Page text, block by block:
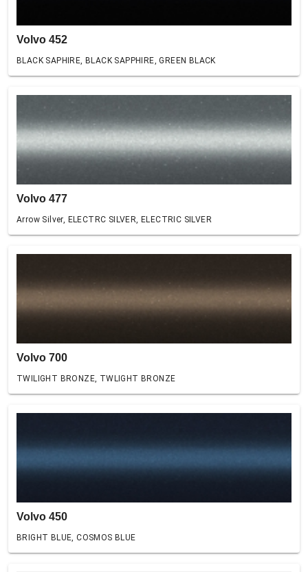
Volvo 452
BLACK SAPHIRE, BLACK SAPPHIRE, GREEN BLACK
Volvo 477
Arrow Silver, ELECTRC SILVER, ELECTRIC SILVER
Volvo 700
TWILIGHT BRONZE, TWLIGHT BRONZE
Volvo 450
BRIGHT BLUE, COSMOS BLUE